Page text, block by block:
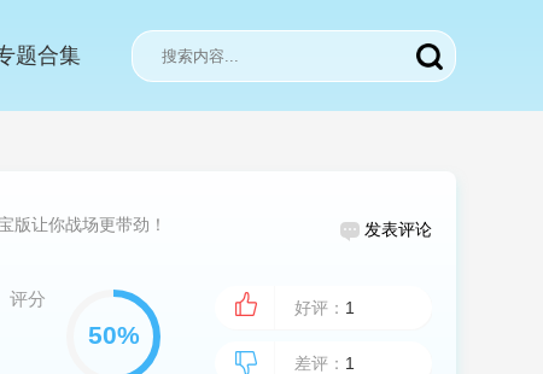
题合集
版让你战场更带劲！ 发表评论
评分 好评： 1
差评： 1